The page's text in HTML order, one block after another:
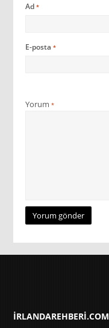
Ad*
E-posta*
Yorum*
IRLANDAREHBERI.COM